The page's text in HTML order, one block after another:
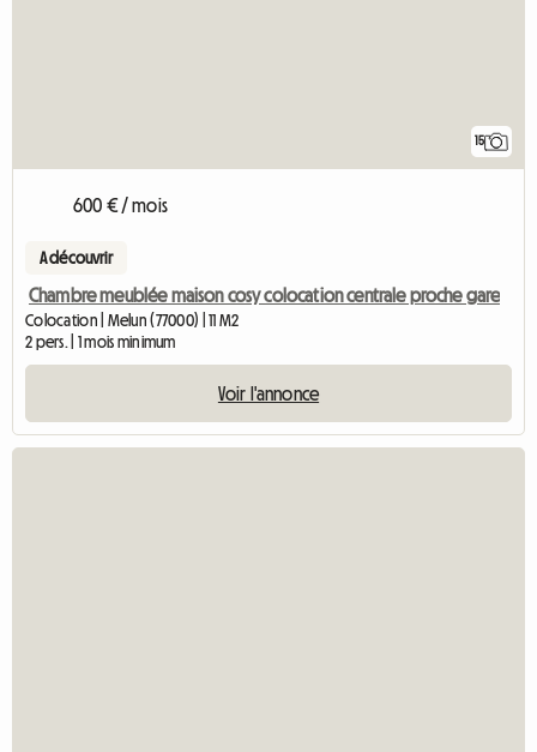
15
600 € / mois
A découvrir
Chambre meublée maison cosy colocation centrale proche gare
Colocation | Melun (77000) | 11 M2
2 pers. | 1 mois minimum
Voir l'annonce